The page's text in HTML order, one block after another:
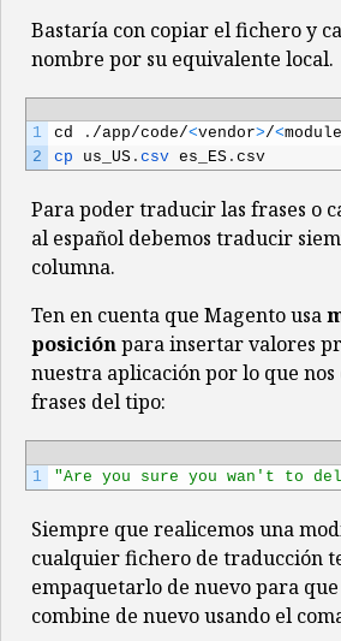
Bastaría con copiar el fichero y
nombre por su equivalente local.
1
2
cd . /app/code/<vendor>/<module
cp us_US . csv es_ES . csv
Para poder traducir las frases o
al español debemos traducir
columna.
Ten en cuenta que Magento usa
posiciónpara insertar valores
nuestra aplicación por lo que
frases del tipo:
1 "Are you sure you wan't to
Siempre que realicemos una
cualquier fichero de traducción
empaquetarlo de nuevo para
combine de nuevo usando el